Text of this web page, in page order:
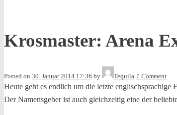
Krosmaster: Arena
Posted on 30. Januar 2014 17:36 by Tequila 1 Comment
Heute geht es endlich um die letzte
Der Namensgeber ist auch gleichzeitig eine der